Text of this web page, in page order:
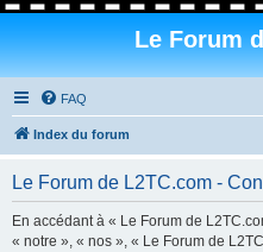
Le Forum
FAQ
Index du forum
Le Forum de L2TC.com -
En accédant à « Le Forum de
« notre », « nos », « Le Forum de